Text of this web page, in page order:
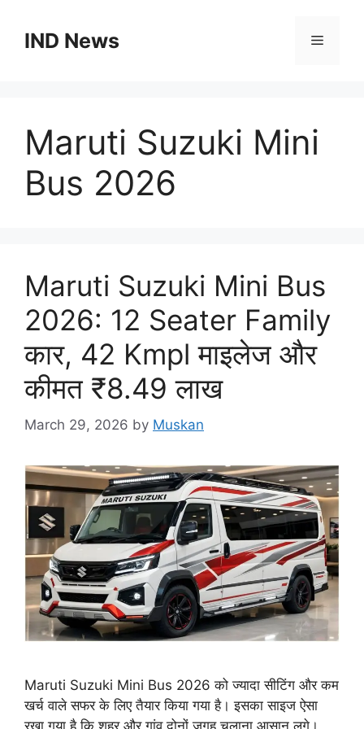
contentIND News Menu
Maruti Suzuki Mini
Bus 2026
Maruti Suzuki Mini Bus
2026: 12 Seater Family
कार, 42 Kmpl माइलेज और
कीमत ₹8.49 लाख
March 29, 2026 by Muskan
Maruti Suzuki Mini Bus 2026 को ज्यादा सीटिंग और कम
खर्च वाले सफर के लिए तैयार किया गया है। इसका साइज ऐसा
रखा गया है कि शहर और गांव दोनों जगह चलाना आसान लगे।